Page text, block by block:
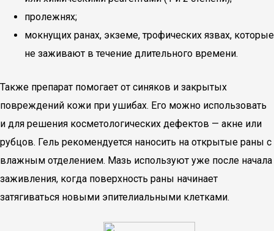
пролежнях;
мокнущих ранах, экземе, трофических язвах, которые
не заживают в течение длительного времени.
Также препарат помогает от синяков и закрытых
повреждений кожи при ушибах. Его можно использовать
и для решения косметологических дефектов — акне или
рубцов. Гель рекомендуется наносить на открытые раны с
влажным отделением. Мазь используют уже после начала
заживления, когда поверхность раны начинает
затягиваться новыми эпителиальными клетками.